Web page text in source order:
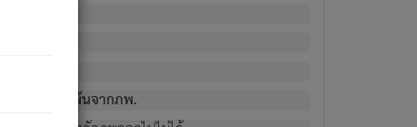
นั้น
มิใช่ผู้หลดพ้นจากภพ.